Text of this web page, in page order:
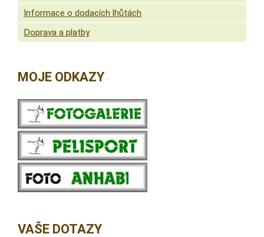
Informace o dodacích lhůtách
Doprava a platby
MOJE ODKAZY
VAŠE DOTAZY